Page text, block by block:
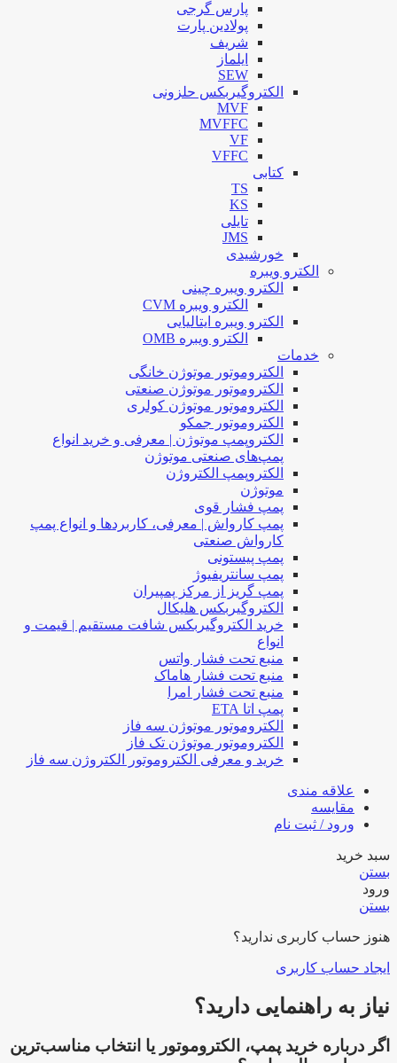
پارس گرجی
پولادین پارت
شریف
ایلماز
SEW
الکتروگیربکس حلزونی
MVF
MVFFC
VF
VFFC
کتابی
TS
KS
تایلی
JMS
خورشیدی
الکترو ویبره
الکترو ویبره چینی
الکترو ویبره CVM
الکترو ویبره ایتالیایی
الکترو ویبره OMB
خدمات
الکتروموتور موتوژن خانگی
الکتروموتور موتوژن صنعتی
الکتروموتور موتوژن کولری
الکتروموتور جمکو
الکتروپمپ موتوژن | معرفی و خرید انواع
پمپ‌های صنعتی موتوژن
الکتروپمپ الکتروژن
موتوژن
پمپ فشار قوی
پمپ کارواش | معرفی، کاربردها و انواع پمپ
کارواش صنعتی
پمپ پیستونی
پمپ سانتریفیوژ
پمپ گریز از مرکز پمپیران
الکتروگیربکس هلیکال
خرید الکتروگیربکس شافت مستقیم | قیمت و
انواع
منبع تحت فشار واتس
منبع تحت فشار هاماک
منبع تحت فشار امرا
پمپ اتا ETA
الکتروموتور موتوژن سه فاز
الکتروموتور موتوژن تک فاز
خرید و معرفی الکتروموتور الکتروژن سه فاز
علاقه مندی
مقایسه
ورود / ثبت نام
سبد خرید
بستن
ورود
بستن
هنوز حساب کاربری ندارید؟
ایجاد حساب کاربری
نیاز به راهنمایی دارید؟
اگر درباره خرید پمپ، الکتروموتور یا انتخاب مناسب‌ترین